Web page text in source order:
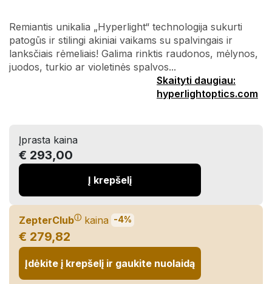
Remiantis unikalia „Hyperlight“ technologija sukurti
patogūs ir stilingi akiniai vaikams su spalvingais ir
lanksčiais rėmeliais! Galima rinktis raudonos, mėlynos,
juodos, turkio ar violetinės spalvos...
Skaityti daugiau:
hyperlightoptics.com
Įprasta kaina
€ 293,00
Į krepšelį
ZepterClubⓘ kaina -4%
€ 279,82
Įdėkite į krepšelį ir gaukite nuolaidą